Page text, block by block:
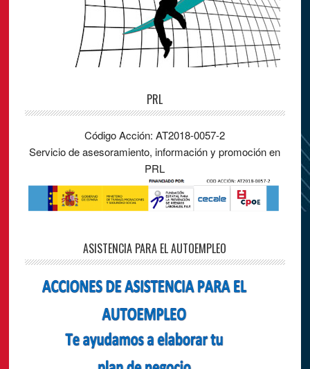
PRL
Código Acción: AT2018-0057-2
Servicio de asesoramiento, información y promoción en
PRL
ASISTENCIA PARA EL AUTOEMPLEO